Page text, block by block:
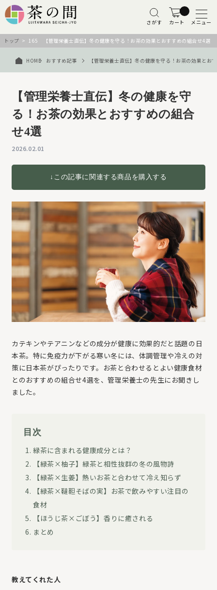
さがす カート メニュー
トップ > 165 【管理栄養士直伝】冬の健康を守る！お茶の効果とおすすめの組合せ4選
HOME おすすめ記事 【管理栄養士直伝】冬の健康を守る！お茶の効果とお
【管理栄養士直伝】冬の健康を守
る！お茶の効果とおすすめの組合
せ4選
2026.02.01
↓この記事に関連する商品を購入する
カテキンやテアニンなどの成分が健康に効果的だと話題の日
本茶。特に免疫力が下がる寒い冬には、体調管理や冷えの対
策に日本茶がぴったりです。お茶と合わせるとよい健康食材
とのおすすめの組合せ4選を、管理栄養士の先生にお聞きし
ました。
目次
緑茶に含まれる健康成分とは？
【緑茶×柚子】緑茶と相性抜群の冬の風物詩
【緑茶×生姜】熱いお茶と合わせて冷え知らず
【緑茶×韃靼そばの実】お茶で飲みやすい注目の
食材
【ほうじ茶×ごぼう】香りに癒される
まとめ
教えてくれた人